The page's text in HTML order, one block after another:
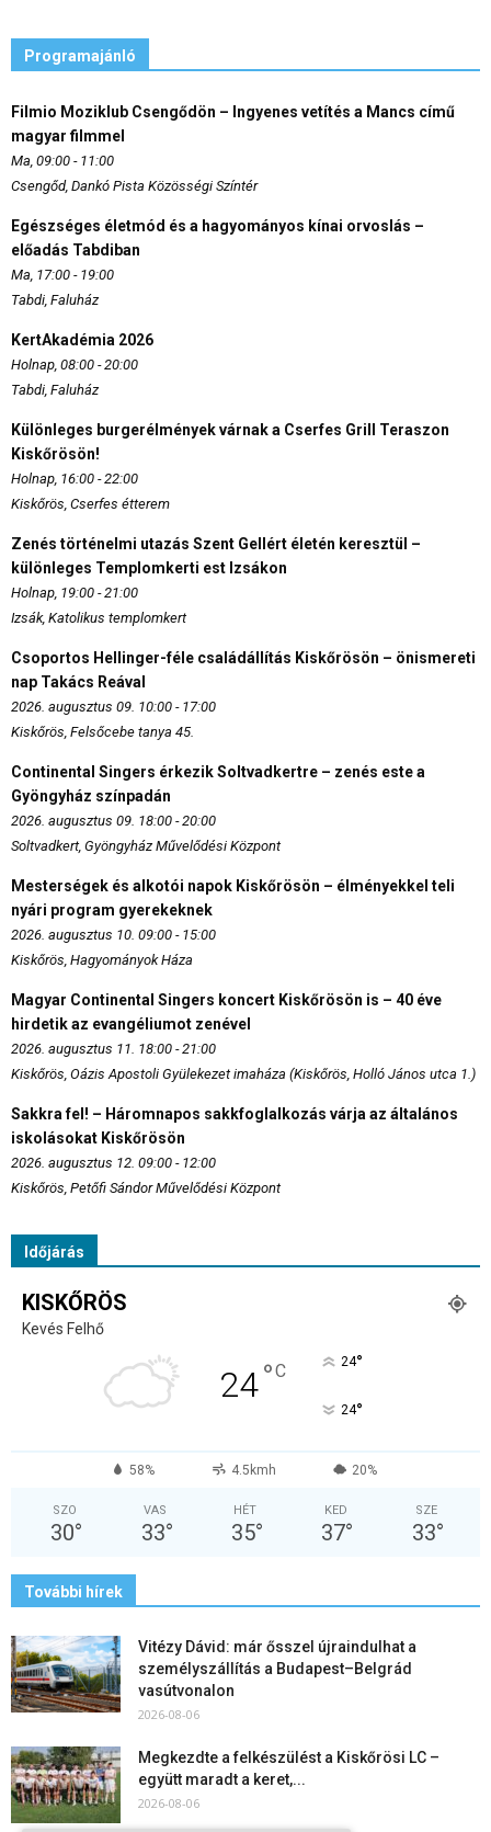
Programajánló
Filmio Moziklub Csengődön – Ingyenes vetítés a Mancs című
magyar filmmel
Ma, 09:00 - 11:00
Csengőd, Dankó Pista Közösségi Színtér
Egészséges életmód és a hagyományos kínai orvoslás –
előadás Tabdiban
Ma, 17:00 - 19:00
Tabdi, Faluház
KertAkadémia 2026
Holnap, 08:00 - 20:00
Tabdi, Faluház
Különleges burgerélmények várnak a Cserfes Grill Teraszon
Kiskőrösön!
Holnap, 16:00 - 22:00
Kiskőrös, Cserfes étterem
Zenés történelmi utazás Szent Gellért életén keresztül –
különleges Templomkerti est Izsákon
Holnap, 19:00 - 21:00
Izsák, Katolikus templomkert
Csoportos Hellinger-féle családállítás Kiskőrösön – önismereti
nap Takács Reával
2026. augusztus 09. 10:00 - 17:00
Kiskőrös, Felsőcebe tanya 45.
Continental Singers érkezik Soltvadkertre – zenés este a
Gyöngyház színpadán
2026. augusztus 09. 18:00 - 20:00
Soltvadkert, Gyöngyház Művelődési Központ
Mesterségek és alkotói napok Kiskőrösön – élményekkel teli
nyári program gyerekeknek
2026. augusztus 10. 09:00 - 15:00
Kiskőrös, Hagyományok Háza
Magyar Continental Singers koncert Kiskőrösön is – 40 éve
hirdetik az evangéliumot zenével
2026. augusztus 11. 18:00 - 21:00
Kiskőrös, Oázis Apostoli Gyülekezet imaháza (Kiskőrös, Holló János utca 1.)
Sakkra fel! – Háromnapos sakkfoglalkozás várja az általános
iskolásokat Kiskőrösön
2026. augusztus 12. 09:00 - 12:00
Kiskőrös, Petőfi Sándor Művelődési Központ
Időjárás
KISKŐRÖS
Kevés Felhő
24°C 24°
24°
58% 4.5kmh 20%
SZO
30°
VAS
33°
HÉT
35°
KED
37°
SZE
33°
További hírek
Vitézy Dávid: már ősszel újraindulhat a
személyszállítás a Budapest–Belgrád
vasútvonalon
2026-08-06
Megkezdte a felkészülést a Kiskőrösi LC –
együtt maradt a keret,...
2026-08-06